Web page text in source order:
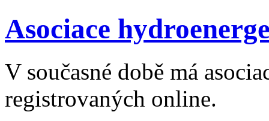
Asociace
V současné době má
registrovaných online.